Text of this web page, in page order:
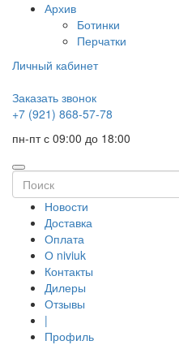
Архив
Ботинки
Перчатки
Личный кабинет
Заказать звонок
+7 (921) 868-57-78
пн-пт с 09:00 до 18:00
Новости
Доставка
Оплата
О niviuk
Контакты
Дилеры
Отзывы
|
Профиль